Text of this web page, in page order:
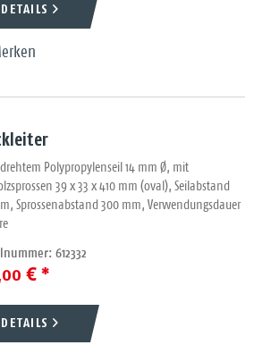
DETAILS
Polypropylenseil 14 mm Ø, mit
39 x 33 x 410 mm (oval), Seilabstand
Sprossenabstand 300 mm, Verwendungsdauer
612332
€ *
DETAILS